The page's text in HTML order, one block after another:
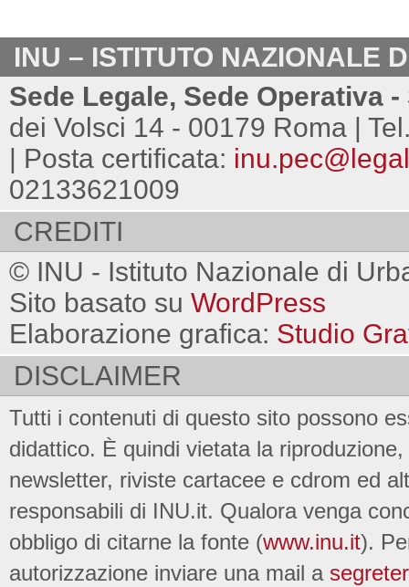
INU – ISTITUTO NAZIONALE
Sede Legale, Sede Operativa
dei Volsci 14 - 00179 Roma |
| Posta certificata:
02133621009
CREDITI
© INU - Istituto Nazionale di
Sito basato su WordPress
Elaborazione grafica: Studio
DISCLAIMER
Tutti i contenuti di questo sito possono
didattico. È quindi vietata la
newsletter, riviste cartacee e cdrom ed
responsabili di INU.it. Qualora venga
obbligo di citarne la fonte (www.inu.it).
autorizzazione inviare una mail a